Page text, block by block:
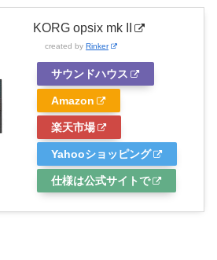
KORG opsix mk II
created by Rinker
サウンドハウス
Amazon
楽天市場
Yahooショッピング
仕様は公式サイトで